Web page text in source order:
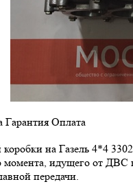
Гарантия Оплата
коробки на Газель 4*4
момента, идущего от ДВС
передачи.